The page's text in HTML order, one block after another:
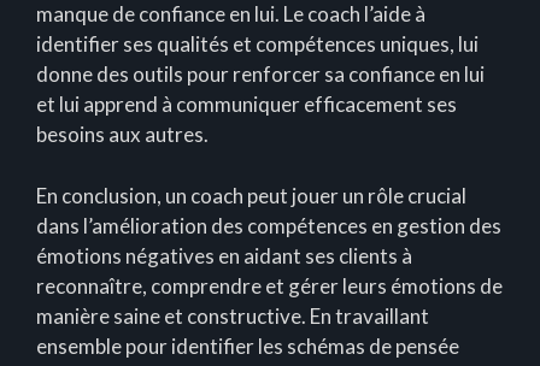
manque de confiance en lui. Le coach l’aide à
identifier ses qualités et compétences uniques, lui
donne des outils pour renforcer sa confiance en lui
et lui apprend à communiquer efficacement ses
besoins aux autres.
En conclusion, un coach peut jouer un rôle crucial
dans l’amélioration des compétences en gestion des
émotions négatives en aidant ses clients à
reconnaître, comprendre et gérer leurs émotions de
manière saine et constructive. En travaillant
ensemble pour identifier les schémas de pensée